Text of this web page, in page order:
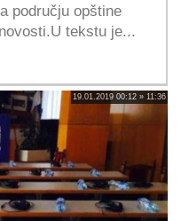
području opštine
tekstu je...
19.01.2019 00:12 » 11:36